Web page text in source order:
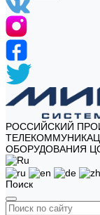
РОССИЙСКИЙ
ОБОРУДОВАНИЯ
Поиск